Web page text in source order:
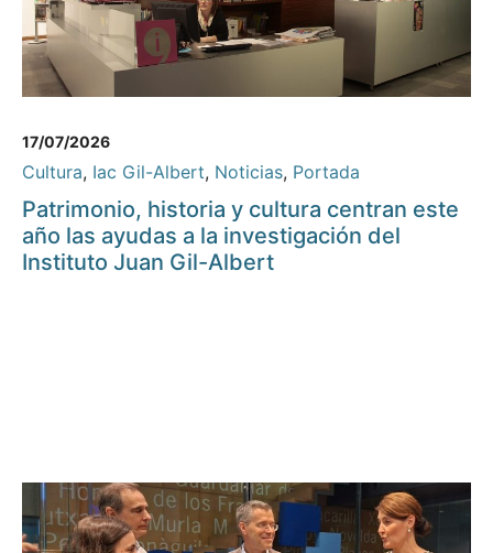
17/07/2026
Cultura, Iac Gil-Albert, Noticias, Portada
Patrimonio, historia y cultura centran este
año las ayudas a la investigación del
Instituto Juan Gil-Albert